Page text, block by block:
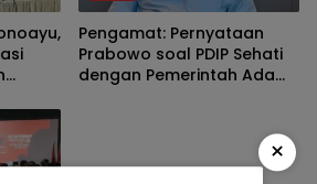
Pengamat: Pernyataan
Prabowo soal PDIP Sehati
dengan Pemerintah Ada
×